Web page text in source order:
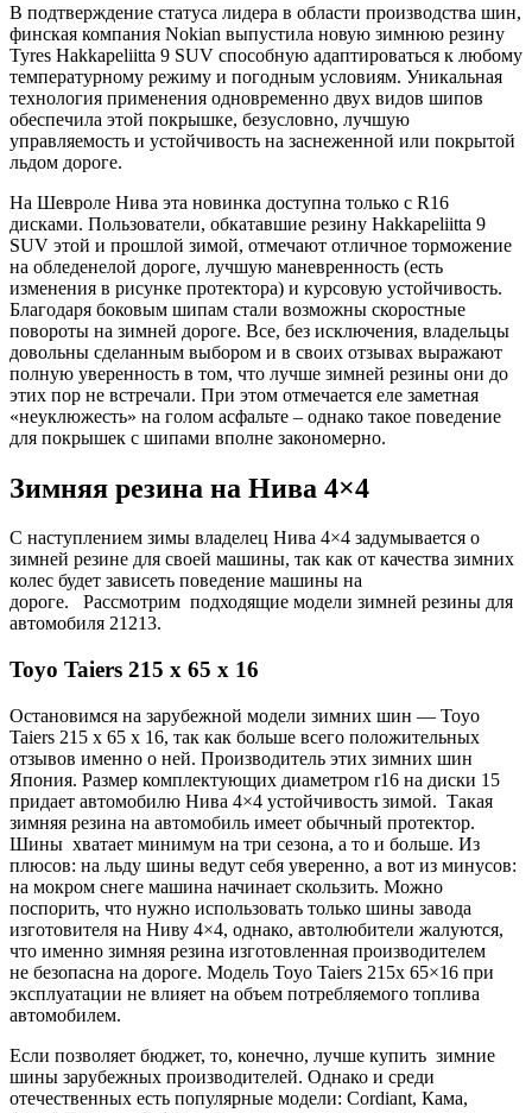
В подтверждение статуса лидера в области производства шин,
финская компания Nokian выпустила новую зимнюю резину
Tyres Hakkapeliitta 9 SUV способную адаптироваться к любому
температурному режиму и погодным условиям. Уникальная
технология применения одновременно двух видов шипов
обеспечила этой покрышке, безусловно, лучшую
управляемость и устойчивость на заснеженной или покрытой
льдом дороге.
На Шевроле Нива эта новинка доступна только с R16
дисками. Пользователи, обкатавшие резину Hakkapeliitta 9
SUV этой и прошлой зимой, отмечают отличное торможение
на обледенелой дороге, лучшую маневренность (есть
изменения в рисунке протектора) и курсовую устойчивость.
Благодаря боковым шипам стали возможны скоростные
повороты на зимней дороге. Все, без исключения, владельцы
довольны сделанным выбором и в своих отзывах выражают
полную уверенность в том, что лучше зимней резины они до
этих пор не встречали. При этом отмечается еле заметная
«неуклюжесть» на голом асфальте – однако такое поведение
для покрышек с шипами вполне закономерно.
Зимняя резина на Нива 4×4
С наступлением зимы владелец Нива 4×4 задумывается о
зимней резине для своей машины, так как от качества зимних
колес будет зависеть поведение машины на
дороге. Рассмотрим подходящие модели зимней резины для
автомобиля 21213.
Toyo Taiers 215 х 65 x 16
Остановимся на зарубежной модели зимних шин — Toyo
Taiers 215 х 65 x 16, так как больше всего положительных
отзывов именно о ней. Производитель этих зимних шин
Япония. Размер комплектующих диаметром r16 на диски 15
придает автомобилю Нива 4×4 устойчивость зимой. Такая
зимняя резина на автомобиль имеет обычный протектор.
Шины хватает минимум на три сезона, а то и больше. Из
плюсов: на льду шины ведут себя уверенно, а вот из минусов:
на мокром снеге машина начинает скользить. Можно
поспорить, что нужно использовать только шины завода
изготовителя на Ниву 4×4, однако, автолюбители жалуются,
что именно зимняя резина изготовленная производителем
не безопасна на дороге. Модель Toyo Taiers 215х 65×16 при
эксплуатации не влияет на объем потребляемого топлива
автомобилем.
Если позволяет бюджет, то, конечно, лучше купить зимние
шины зарубежных производителей. Однако и среди
отечественных есть популярные модели: Cordiant, Кама,